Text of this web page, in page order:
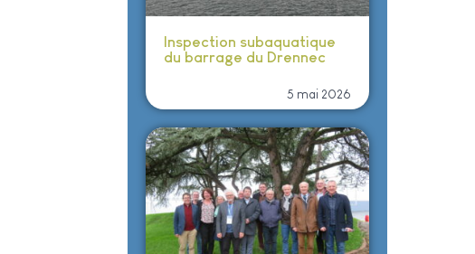
Inspection subaquatique
du barrage du Drennec
5 mai 2026